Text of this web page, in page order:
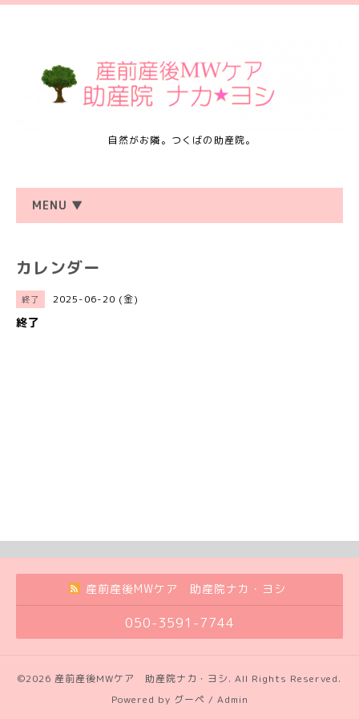
自然がお隣。つくばの助産院。
MENU ▼
カレンダー
終了 2025-06-20 (金)
終了
産前産後MWケア 助産院ナカ・ヨシ
050-3591-7744
©2026 産前産後MWケア 助産院ナカ・ヨシ. All Rights Reserved.
Powered by グーペ / Admin